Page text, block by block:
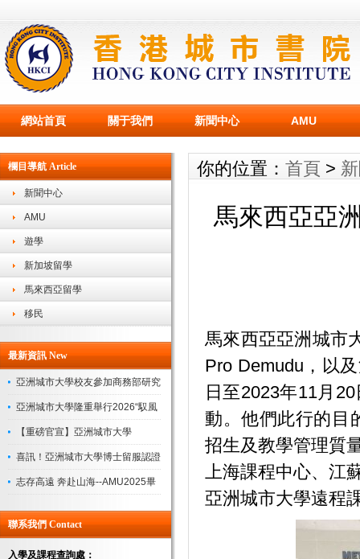
網站首頁 關于我們 新聞中心 AMU
欄目導航 Article
新聞中心
AMU
遊學
新加坡留學
馬來西亞留學
移民
最新資訊 New
亞洲城市大學校友參加商務部研究
院“企業管理領軍人才研修班”圓滿
收官
亞洲城市大學隆重舉行2026“馭風
起航，共繪新藍”迎新盛典
【重磅官宣】亞洲城市大學
（AMU）新校長上任！
喜訊！亞洲城市大學博士留服認證
落地，學曆認可度再獲權威背書
志存高遠 奔赴山海--AMU2025畢
聯系我們 Contact
入學及課程查詢處：
你的位置： 首頁 >
馬來西亞亞
馬來西亞亞洲城市
Pro Demudu，以
日至2023年11月
動。他們此行的目
招生及教學管理質
上海課程中心、江
亞洲城市大學遠程